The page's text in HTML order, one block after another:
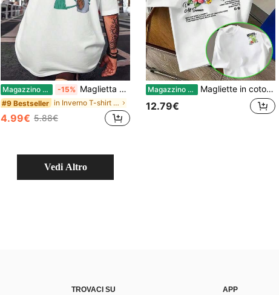
Magazzino EU -15% Maglietta grafica Ade Ercole che beve, collo tondo, stampata su entrambi i lati, stile casual, moda uomo, cotone 220 G/M² (1 pezzo)
#9 Bestseller in Inverno T-shirt da uomo
4.99€ 5.88€
Magazzino EU Magliette in cotone con stampa Mojito Menta Lime Cocktail, magliette oversize morbide estive da uomo, girocollo, maniche corte, capi base da uomo
12.79€
Vedi Altro
TROVACI SU APP